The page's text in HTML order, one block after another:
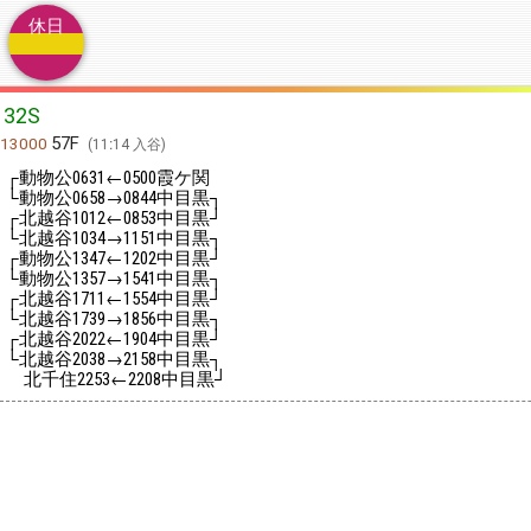
休日
32S
13000 57F 11:14 入谷
┌動物公0631 ←0500霞ケ関
└動物公0658→0844中目黒┐
┌北越谷1012←0853中目黒┘
└北越谷1034→1151中目黒┐
┌動物公1347←1202中目黒┘
└動物公1357→1541中目黒┐
┌北越谷1711 ←1554中目黒┘
└北越谷1739→1856中目黒┐
┌北越谷2022←1904中目黒┘
└北越谷2038→2158中目黒┐
北千住2253←2208中目黒┘